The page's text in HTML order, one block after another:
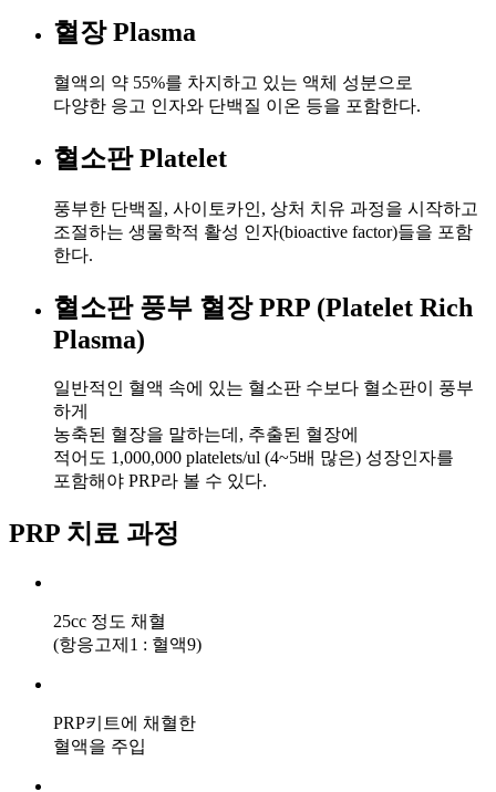
혈장 Plasma
혈액의 약 55%를 차지하고 있는 액체 성분으로
다양한 응고 인자와 단백질 이온 등을 포함한다.
혈소판 Platelet
풍부한 단백질, 사이토카인, 상처 치유 과정을 시작하고
조절하는 생물학적 활성 인자(bioactive factor)들을 포함
한다.
혈소판 풍부 혈장 PRP (Platelet Rich
Plasma)
일반적인 혈액 속에 있는 혈소판 수보다 혈소판이 풍부
하게
농축된 혈장을 말하는데, 추출된 혈장에
적어도 1,000,000 platelets/ul (4~5배 많은) 성장인자를
포함해야 PRP라 볼 수 있다.
PRP 치료 과정
25cc 정도 채혈
(항응고제1 : 혈액9)
PRP키트에 채혈한
혈액을 주입